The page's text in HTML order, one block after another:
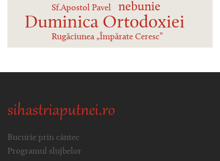
Sf.Apostol Pavel nebunie
Duminica Ortodoxiei
Rugăciunea „Împărate Ceresc”
sihastriaputnei.ro
Bucurie prin cântec
Programul slujbelor